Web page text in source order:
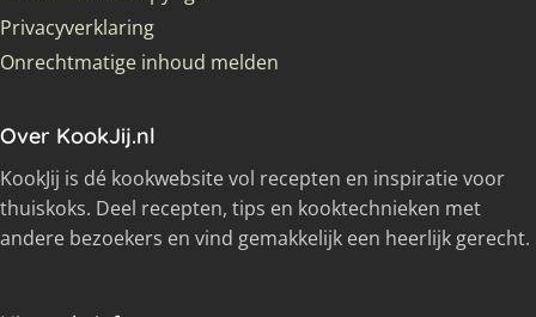
Privacyverklaring
Onrechtmatige inhoud melden
Over KookJij.nl
KookJij is dé kookwebsite vol recepten en inspiratie voor
thuiskoks. Deel recepten, tips en kooktechnieken met
andere bezoekers en vind gemakkelijk een heerlijk gerecht.